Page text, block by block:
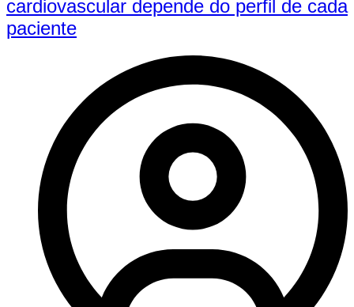
cardiovascular depende do perfil de cada
paciente